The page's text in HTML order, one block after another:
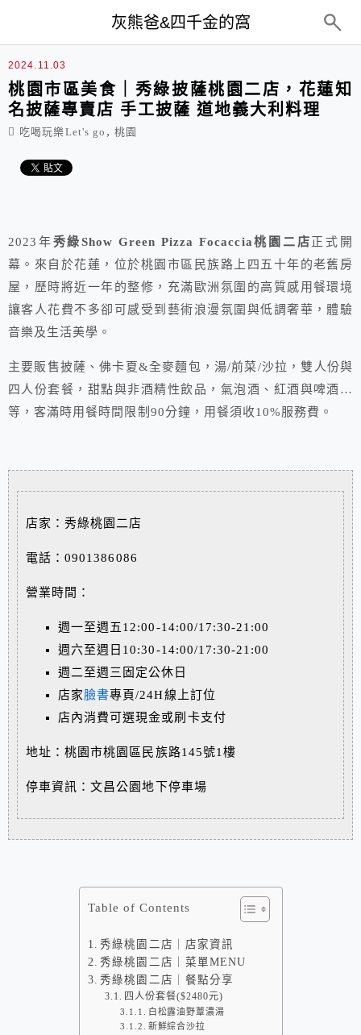
灰熊爸&四千金的窩
2024.11.03
桃園市區美食｜秀綠披薩桃園二店，花蓮知
名披薩專賣店 手工披薩 道地義大利料理
吃喝玩樂Let's go , 桃園
2023年秀綠Show Green Pizza Focaccia桃園二店 正式開
幕。來自於花蓮，位於桃園市區民族路上四五十年的老舊房
屋，歷時將近一年的整修，充滿歐洲氛圍的高質感用餐環境
讓客人花費不多卻可感受到藝術浪漫氛圍與低調奢華，體驗
音樂及生活美學。
主要販售披薩、佛卡夏&全麥麵包，湯/前菜/沙拉，雙人份與
四人份套餐，甜點與非酒精性飲品，氣泡酒、紅酒與啤酒…
等，客滿時用餐時間限制90分鐘，用餐須收10%服務費。
店家：秀綠桃園二店
電話：0901386086
營業時間：
週一至週五12:00-14:00/17:30-21:00
週六至週日10:30-14:00/17:30-21:00
週二至週三固定公休日
店家臉書專頁/24H線上訂位
店內消費可選現金或刷卡支付
地址：桃園市桃園區民族路145號1樓
停車資訊：文昌公園地下停車場
Table of Contents
秀綠桃園二店｜店家資訊
秀綠桃園二店｜菜單MENU
秀綠桃園二店｜餐點分享
四人份套餐($2480元)
白松露油野蕈濃湯
新鮮綜合沙拉